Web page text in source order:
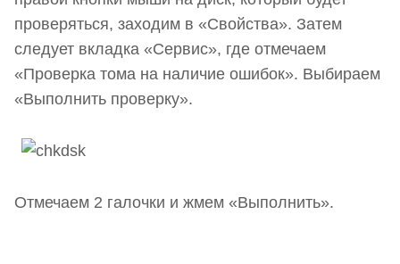
проверяться, заходим в «Свойства». Затем
следует вкладка «Сервис», где отмечаем
«Проверка тома на наличие ошибок». Выбираем
«Выполнить проверку».
Отмечаем 2 галочки и жмем «Выполнить».